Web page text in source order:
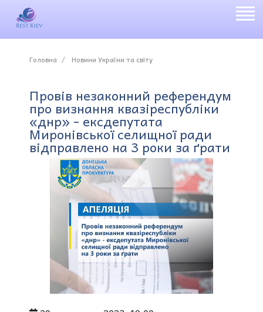
Головна Новини України та світу
Провів незаконний референдум
про визнання квазіреспубліки
«днр» - ексдепутата
Миронівської селищної ради
відправлено на 3 роки за ґрати